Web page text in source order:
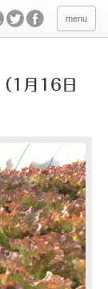
menu
1月16日